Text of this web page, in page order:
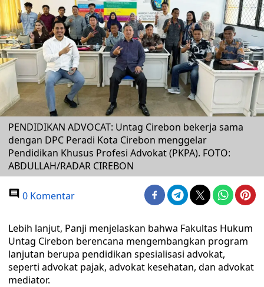
PENDIDIKAN ADVOCAT: Untag Cirebon bekerja sama
dengan DPC Peradi Kota Cirebon menggelar
Pendidikan Khusus Profesi Advokat (PKPA). FOTO:
ABDULLAH/RADAR CIREBON
0 Komentar
Lebih lanjut, Panji menjelaskan bahwa Fakultas Hukum
Untag Cirebon berencana mengembangkan program
lanjutan berupa pendidikan spesialisasi advokat,
seperti advokat pajak, advokat kesehatan, dan advokat
mediator.